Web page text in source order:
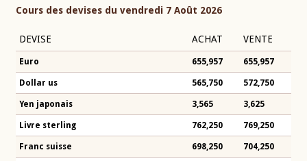
Cours des devises du vendredi 7 Août 2026
DEVISE ACHAT VENTE
Euro 655,957 655,957
Dollar us 565,750 572,750
Yen japonais 3,565 3,625
Livre sterling 762,250 769,250
Franc suisse 698,250 704,250